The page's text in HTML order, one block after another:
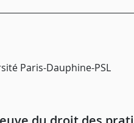
Paris-Dauphine-PSL